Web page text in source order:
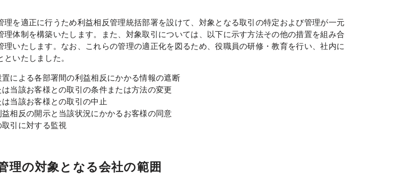
理を適正に行うため利益相反管理統括部署を設けて、対象となる取引の特定および管理が一元
理体制を構築いたします。また、対象取引については、以下に示す方法その他の措置を組み合
理いたします。なお、これらの管理の適正化を図るため、役職員の研修・教育を行い、社内に
いたしました。
による各部署間の利益相反にかかる情報の遮断
当該お客様との取引の条件または方法の変更
当該お客様との取引の中止
相反の開示と当該状況にかかるお客様の同意
引に対する監視
理の対象となる会社の範囲